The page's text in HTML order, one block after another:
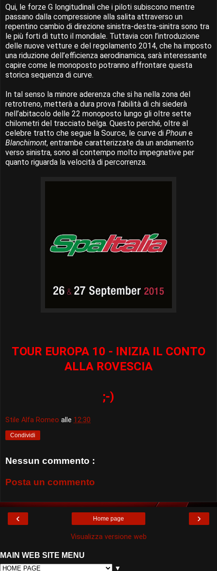
Qui, le forze G longitudinali che i piloti subiscono mentre
passano dalla compressione alla salita attraverso un
repentino cambio di direzione sinistra-destra-sinitra sono tra
le più forti di tutto il mondiale. Tuttavia con l’introduzione
delle nuove vetture e del regolamento 2014, che ha imposto
una riduzione dell’efficienza aerodinamica, sarà interessante
capire come le monoposto potranno affrontare questa
storica sequenza di curve.
In tal senso la minore aderenza che si ha nella zona del
retrotreno, metterà a dura prova l’abilità di chi siederà
nell’abitacolo delle 22 monoposto lungo gli oltre sette
chilometri del tracciato belga. Questo perché, oltre al
celebre tratto che segue la Source, le curve di Phoun e
Blanchimont, entrambe caratterizzate da un andamento
verso sinistra, sono al contempo molto impegnative per
quanto riguarda la velocità di percorrenza.
TOUR EUROPA 10 - INIZIA IL CONTO
ALLA ROVESCIA
;-)
Stile Alfa Romeo alle 12:30
Condividi
Nessun commento :
Posta un commento
‹ ›
Home page
Visualizza versione web
MAIN WEB SITE MENU
▼